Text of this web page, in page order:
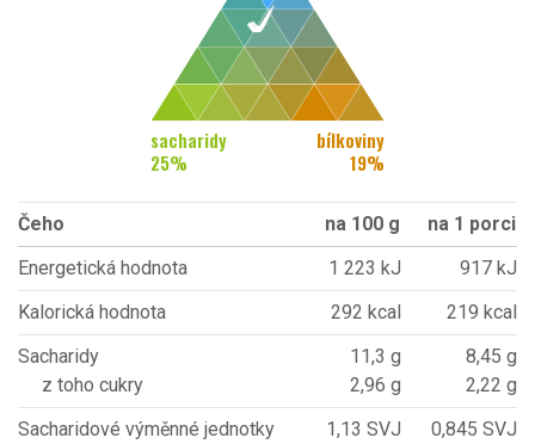
sacharidy
25%
bílkoviny
19%
Čeho na 100 g
na 1 porci
Energetická hodnota
1 223 kJ
917 kJ
Kalorická hodnota
292 kcal
219 kcal
Sacharidy
z toho cukry
11,3 g
2,96 g
8,45 g
2,22 g
Sacharidové výměnné jednotky
1,13 SVJ 0,845 SVJ